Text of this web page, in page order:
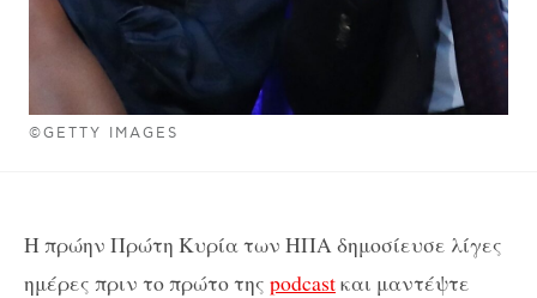
©GETTY IMAGES
Η πρώην Πρώτη Κυρία των ΗΠΑ δημοσίευσε λίγες
ημέρες πριν το πρώτο της podcastκαι μαντέψτε